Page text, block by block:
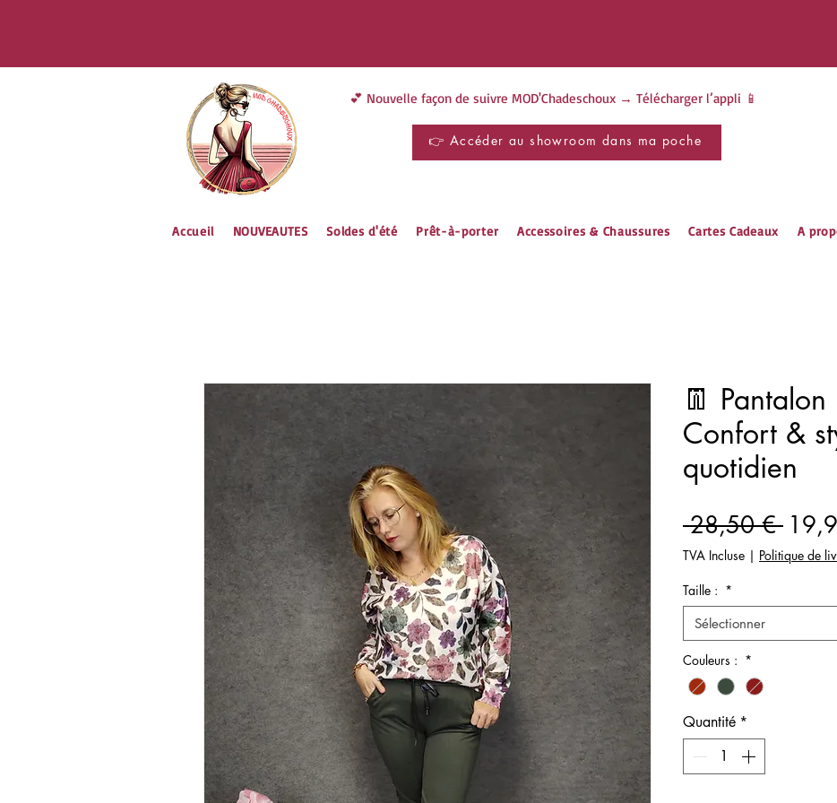
💕 Nouvelle façon de suivre MOD'Chadeschoux → Télécharger l’appli 📱
👉 Accéder au showroom dans ma poche
Accueil NOUVEAUTES Soldes d'été Prêt-à-porter Accessoires & Chaussures Cartes Cadeaux A
👖
Confort &
quotidien
28,50 € Prix
TVA Incluse | Politique de
Taille : *
Sélectionner
Couleurs : *
Quantité *